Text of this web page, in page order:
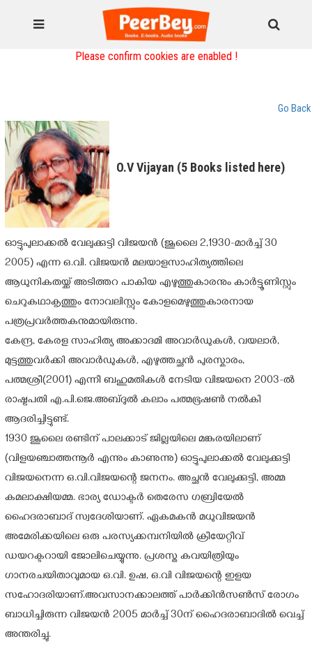
Please confirm cookies are enabled !
Go Back
O.V Vijayan (5 Books listed here)
ഓട്ടുപുലാക്കൽ വേലുക്കുട്ടി വിജയൻ (ജൂലൈ 2,1930-മാർച്ച് 30
2005) എന്ന ഒ.വി. വിജയൻ മലയാളസാഹിത്യത്തിലെ
ആധുനികതയ്ക്ക് അടിത്തറ പാകിയ എഴുത്തുകാരനും കാർ‍ട്ടൂണിസ്റ്റും
ചെറുകഥാകൃത്തും നോവലിസ്റ്റും കോളമെഴുത്തുകാരനായ
പത്രപ്രവർത്തകനുമായിരുന്നു.
കേന്ദ്ര, കേരള സാഹിത്യ അക്കാദമി അവാർഡുകൾ, വയലാർ,
മുട്ടത്തുവർക്കി അവാർഡുകൾ, എഴുത്തച്ഛൻ പുരസ്കാരം,
പത്മശ്രീ(2001) എന്നീ ബഹുമതികൾ നേടിയ വിജയനെ 2003-ൽ
രാഷ്ട്രപതി എ.പി.ജെ.അബ്ദുൽ കലാം പത്മഭൂഷൺ നൽകി
ആദരിച്ചിട്ടുണ്ട്.
1930 ജൂലൈ രണ്ടിന് പാലക്കാട് ജില്ലയിലെ മങ്കരയിലാണ്
(വിളയഞ്ചാത്തന്നൂർ എന്നും കാണുന്നു) ഓട്ടുപുലാക്കൽ വേലുക്കുട്ടി
വിജയനെന്ന ഒ.വി.വിജയന്റെ ജനനം. അച്ഛൻ വേലുക്കുട്ടി, അമ്മ
കമലാക്ഷിയമ്മ. ഭാര്യ ഡോക്ടർ തെരേസ ഗബ്രിയേൽ
ഹൈദരാബാദ് സ്വദേശിയാണ്. ഏകമകൻ മധുവിജയൻ
അമേരിക്കയിലെ ഒരു പരസ്യക്കമ്പനിയിൽ ക്രീയേറ്റീവ്
ഡയറക്ടറായി ജോലിചെയ്യുന്നു. പ്രശസ്ത കവയിത്രിയും
ഗാ‍നരചയിതാവുമായ ഒ.വി. ഉഷ, ഒ.വി വിജയന്റെ ഇളയ
സഹോദരിയാണ്.അവസാനക്കാലത്ത് പാർക്കിൻസൺസ് രോഗം
ബാധിച്ചിരുന്ന വിജയൻ 2005 മാർച്ച് 30ന് ഹൈദരാബാദിൽ വെച്ച്
അന്തരിച്ചു.